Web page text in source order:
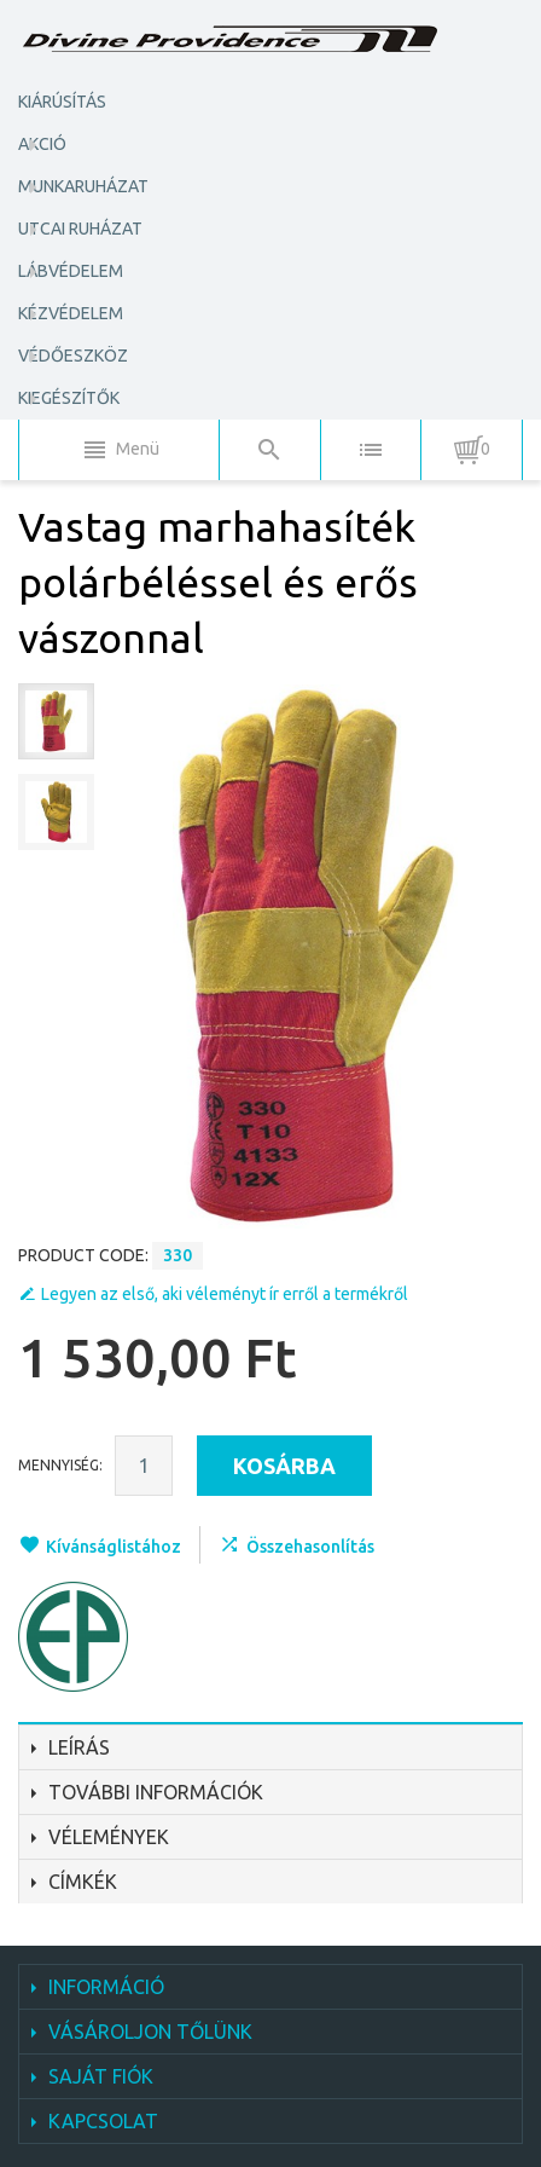
KIÁRÚSÍTÁS
AKCIÓ
MUNKARUHÁZAT
UTCAI RUHÁZAT
LÁBVÉDELEM
KÉZVÉDELEM
VÉDŐESZKÖZ
KIEGÉSZÍTŐK
Menü 0
Vastag marhahasíték
polárbéléssel és erős
vászonnal
PRODUCT CODE:
330
Legyen az első, aki véleményt ír erről a termékről
1 530,00 Ft
MENNYISÉG: KOSÁRBA
Kívánságlistához Összehasonlítás
LEÍRÁS
TOVÁBBI INFORMÁCIÓK
VÉLEMÉNYEK
CÍMKÉK
INFORMÁCIÓ
VÁSÁROLJON TŐLÜNK
SAJÁT FIÓK
KAPCSOLAT